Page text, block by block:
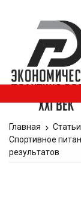
содержимому
Главная
Статьи
Спортивное
результатов